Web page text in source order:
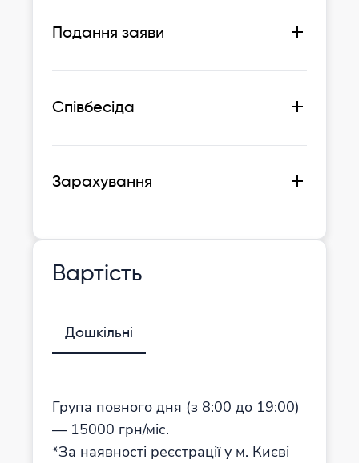
Подання заяви
вказаних номерів.
екскурсії садочком.
приміщення, територію. Ми
Співбесіда
дитини з нашим психологом.
Зарахування
Вартість
Дошкільні
Група повного дня (з 8:00 до 19:00)
— 15000 грн/міс.
*За наявності реєстрації у м. Києві